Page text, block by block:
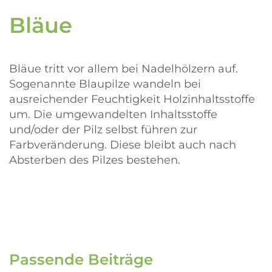
Bläue
Bläue tritt vor allem bei Nadelhölzern auf.
Sogenannte Blaupilze wandeln bei
ausreichender Feuchtigkeit Holzinhaltsstoffe
um. Die umgewandelten Inhaltsstoffe
und/oder der Pilz selbst führen zur
Farbveränderung. Diese bleibt auch nach
Absterben des Pilzes bestehen.
Passende Beiträge